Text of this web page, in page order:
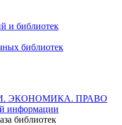
и библиотек
библиотек
ЭКОНОМИКА. ПРАВО
информации
библиотек